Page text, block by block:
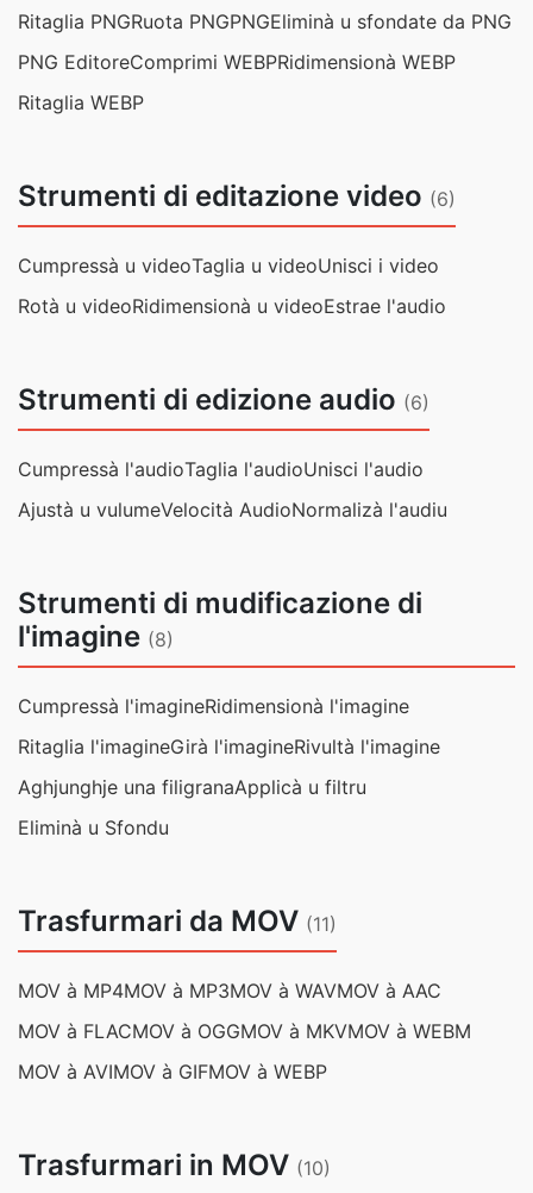
Ritaglia PNGRuota PNGPNGEliminà u sfondate da PNG
PNG EditoreComprimi WEBPRidimensionà WEBP
Ritaglia WEBP
Strumenti di editazione video (6)
Cumpressà u videoTaglia u videoUnisci i video
Rotà u videoRidimensionà u videoEstrae l'audio
Strumenti di edizione audio (6)
Cumpressà l'audioTaglia l'audioUnisci l'audio
Ajustà u vulumeVelocità AudioNormalizà l'audiu
Strumenti di mudificazione di
l'imagine (8)
Cumpressà l'imagineRidimensionà l'imagine
Ritaglia l'imagineGirà l'imagineRivultà l'imagine
Aghjunghje una filigranaApplicà u filtru
Eliminà u Sfondu
Trasfurmari da MOV (11)
MOV à MP4MOV à MP3MOV à WAVMOV à AAC
MOV à FLACMOV à OGGMOV à MKVMOV à WEBM
MOV à AVIMOV à GIFMOV à WEBP
Trasfurmari in MOV (10)